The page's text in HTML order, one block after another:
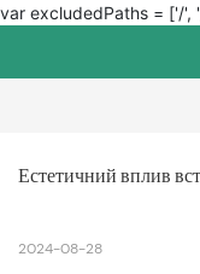
var excludedPaths = ['/
Естетичний вплив
2024-08-28